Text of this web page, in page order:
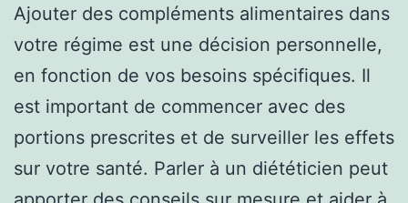
Ajouter des compléments alimentaires dans
votre régime est une décision personnelle,
en fonction de vos besoins spécifiques. Il
est important de commencer avec des
portions prescrites et de surveiller les effets
sur votre santé. Parler à un diététicien peut